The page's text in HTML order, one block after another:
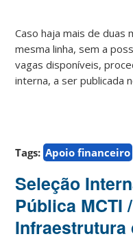
Caso haja mais de duas
mesma linha, sem a
vagas disponíveis,
interna, a ser publicada
Tags: Apoio financeiro
Seleção
Pública MCTI
Infraestrutura